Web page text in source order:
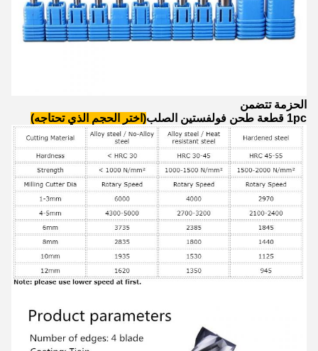
الحزمة تتضمن
1pc قطعة طحن فولفستين الصلب
(اختر الحجم الذي تحتاجه)